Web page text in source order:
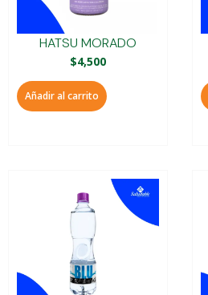
HATSU MORADO
$4,500
Añadir al carrito